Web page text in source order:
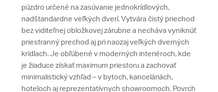
púzdro určené na zasúvanie jednokrídlových,
nadštandardne veľkých dverí. Vytvára čistý priechod
bez viditeľnej obložkovej zárubne a necháva vyniknúť
priestranný prechod aj pri naozaj veľkých dverných
krídlach. Je obľúbené v moderných interiéroch, kde
je žiaduce získať maximum priestoru a zachovať
minimalistický vzhľad – v bytoch, kanceláriách,
hoteloch aj reprezentatívnych showroomoch. Povrch